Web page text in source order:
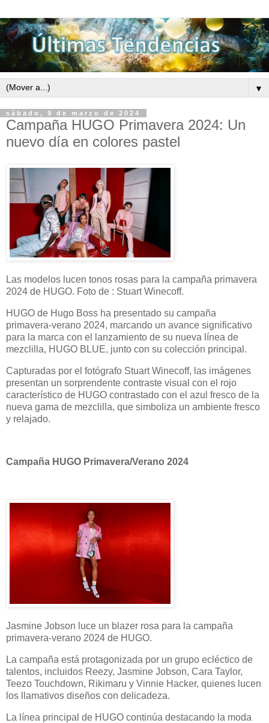
▼
sábado, 9 de marzo de 2024
Campaña HUGO Primavera 2024: Un
nuevo día en colores pastel
Las modelos lucen tonos rosas para la campaña primavera
2024 de HUGO. Foto de : Stuart Winecoff.
HUGO de Hugo Boss ha presentado su campaña
primavera-verano 2024, marcando un avance significativo
para la marca con el lanzamiento de su nueva línea de
mezclilla, HUGO BLUE, junto con su colección principal.
Capturadas por el fotógrafo Stuart Winecoff, las imágenes
presentan un sorprendente contraste visual con el rojo
característico de HUGO contrastado con el azul fresco de la
nueva gama de mezclilla, que simboliza un ambiente fresco
y relajado.
Campaña HUGO Primavera/Verano 2024
Jasmine Jobson luce un blazer rosa para la campaña
primavera-verano 2024 de HUGO.
La campaña está protagonizada por un grupo ecléctico de
talentos, incluidos Reezy, Jasmine Jobson, Cara Taylor,
Teezo Touchdown, Rikimaru y Vinnie Hacker, quienes lucen
los llamativos diseños con delicadeza.
La línea principal de HUGO continúa destacando la moda